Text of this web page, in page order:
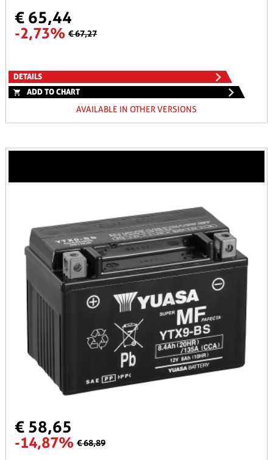
€ 65,44
-2,73% € 67,27
DETAILS
ADD TO CHART
AVAILABLE IN OTHER VERSIONS
€ 58,65
-14,87% € 68,89